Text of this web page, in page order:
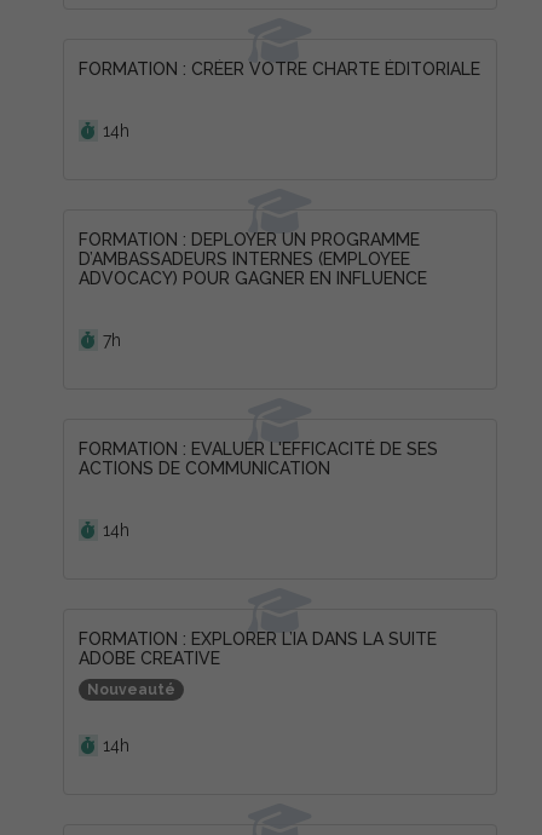
FORMATION : CRÉER VOTRE CHARTE ÉDITORIALE
14h
FORMATION : DEPLOYER UN PROGRAMME
D’AMBASSADEURS INTERNES (EMPLOYEE
ADVOCACY) POUR GAGNER EN INFLUENCE
7h
FORMATION : EVALUER L'EFFICACITÉ DE SES
ACTIONS DE COMMUNICATION
14h
FORMATION : EXPLORER L’IA DANS LA SUITE
ADOBE CREATIVE
Nouveauté
14h